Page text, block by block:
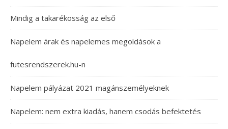
Mindig a takarékosság az első
Napelem árak és napelemes megoldások a
futesrendszerek.hu-n
Napelem pályázat 2021 magánszemélyeknek
Napelem: nem extra kiadás, hanem csodás befektetés